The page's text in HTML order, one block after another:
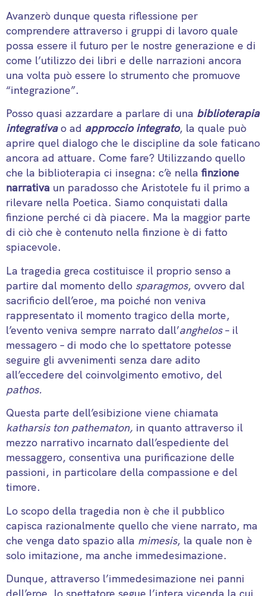
Avanzerò dunque questa riflessione per
comprendere attraverso i gruppi di lavoro quale
possa essere il futuro per le nostre generazione e di
come l’utilizzo dei libri e delle narrazioni ancora
una volta può essere lo strumento che promuove
“integrazione”.
Posso quasi azzardare a parlare di una biblioterapia
integrativao ad approccio integrato, la quale può
aprire quel dialogo che le discipline da sole faticano
ancora ad attuare. Come fare? Utilizzando quello
che la biblioterapia ci insegna: c’è nella finzione
narrativa un paradosso che Aristotele fu il primo a
rilevare nella Poetica. Siamo conquistati dalla
finzione perché ci dà piacere. Ma la maggior parte
di ciò che è contenuto nella finzione è di fatto
spiacevole.
La tragedia greca costituisce il proprio senso a
partire dal momento dello sparagmos, ovvero dal
sacrificio dell’eroe, ma poiché non veniva
rappresentato il momento tragico della morte,
l’evento veniva sempre narrato dall’anghelos– il
messagero – di modo che lo spettatore potesse
seguire gli avvenimenti senza dare adito
all’eccedere del coinvolgimento emotivo, del
pathos.
Questa parte dell’esibizione viene chiamata
katharsis ton pathematon, in quanto attraverso il
mezzo narrativo incarnato dall’espediente del
messaggero, consentiva una purificazione delle
passioni, in particolare della compassione e del
timore.
Lo scopo della tragedia non è che il pubblico
capisca razionalmente quello che viene narrato, ma
che venga dato spazio alla mimesis, la quale non è
solo imitazione, ma anche immedesimazione.
Dunque, attraverso l’immedesimazione nei panni